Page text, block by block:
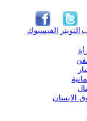
الفيسبوك التويتر
الإنسان